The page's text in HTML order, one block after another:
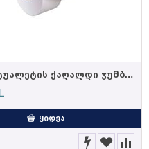
HL-3080 ტუალეტის ქაღალდი ჯუმბო 80მ, (12ც=3კგ)
ᲧᲘᲓᲕᲐ